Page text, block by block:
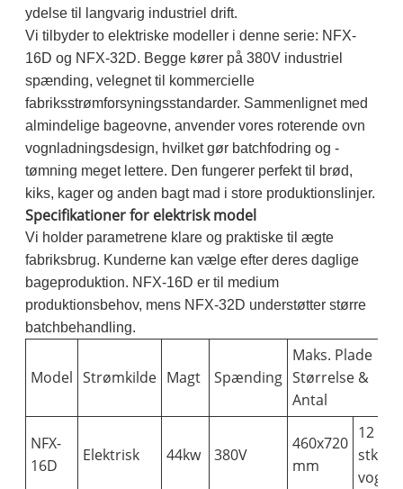
ydelse til langvarig industriel drift.
Vi tilbyder to elektriske modeller i denne serie: NFX-
16D og NFX-32D. Begge kører på 380V industriel
spænding, velegnet til kommercielle
fabriksstrømforsyningsstandarder. Sammenlignet med
almindelige bageovne, anvender vores roterende ovn
vognladningsdesign, hvilket gør batchfodring og -
tømning meget lettere. Den fungerer perfekt til brød,
kiks, kager og anden bagt mad i store produktionslinjer.
Specifikationer for elektrisk model
Vi holder parametrene klare og praktiske til ægte
fabriksbrug. Kunderne kan vælge efter deres daglige
bageproduktion. NFX-16D er til medium
produktionsbehov, mens NFX-32D understøtter større
batchbehandling.
Model Strømkilde Magt Spænding
Maks. Plade
Størrelse &
Antal
NFX-
16D
Elektrisk 44kw 380V
460x720
mm
12
stk (1
vogn)